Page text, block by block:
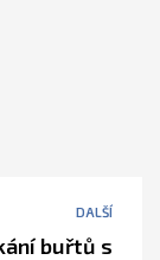
DALŠÍ
buřtů s